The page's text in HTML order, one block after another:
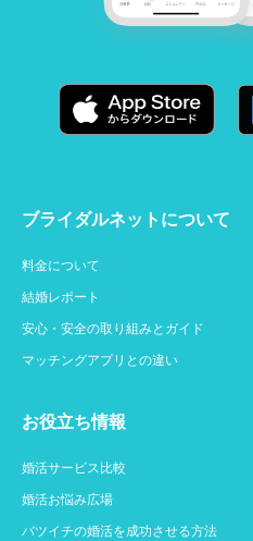
ブライダルネットについて
料金について
結婚レポート
安心・安全の取り組みとガイド
マッチングアプリとの違い
お役立ち情報
婚活サービス比較
婚活お悩み広場
バツイチの婚活を成功させる方法